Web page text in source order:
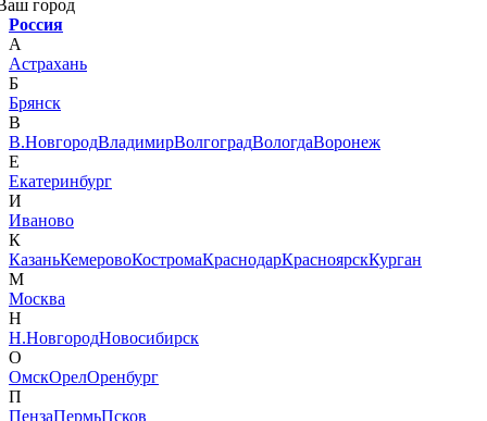
город
Россия
А
Астрахань
Б
Брянск
В
В.НовгородВладимирВолгоградВологдаВоронеж
Е
Екатеринбург
И
Иваново
К
КазаньКемеровоКостромаКраснодарКрасноярскКурган
М
Москва
Н
Н.НовгородНовосибирск
О
ОмскОрелОренбург
П
ПензаПермьПсков